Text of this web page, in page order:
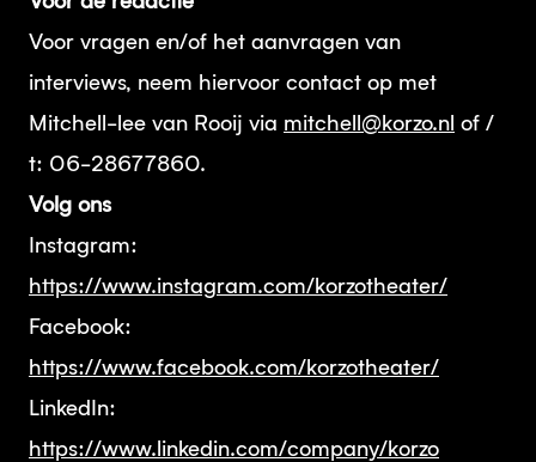
Voor vragen en/of het aanvragen van
interviews, neem hiervoor contact op met
Mitchell-lee van Rooij via mitchell@korzo.nl of /
t: 06-28677860.
Volg ons
Instagram:
https://www.instagram.com/korzotheater/
Facebook:
https://www.facebook.com/korzotheater/
LinkedIn:
https://www.linkedin.com/company/korzo